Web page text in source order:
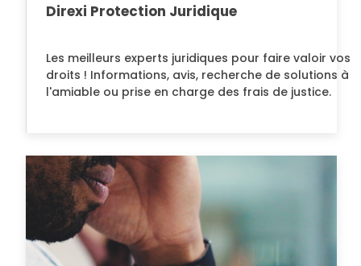
Direxi Protection Juridique
Les meilleurs experts juridiques pour faire valoir vos
droits ! Informations, avis, recherche de solutions à
l'amiable ou prise en charge des frais de justice.